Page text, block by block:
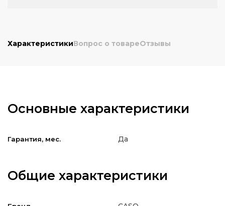
ХарактеристикиВопрос о товареОтзывы
Основные характеристики
Гарантия, мес. Да
Общие характеристики